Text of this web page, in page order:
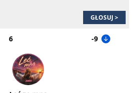
GŁOSUJ >
6 -9